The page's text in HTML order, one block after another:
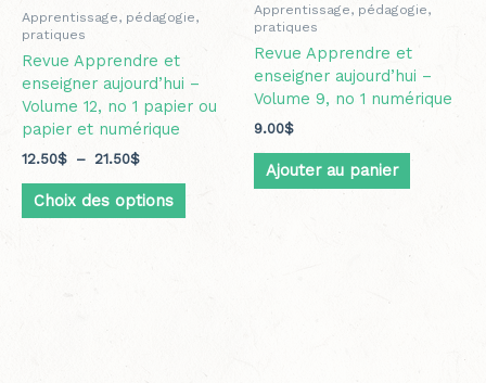
Apprentissage, pédagogie,
pratiques
Revue Apprendre et
enseigner aujourd’hui –
Volume 12, no 1 papier ou
papier et numérique
12.50$ – 21.50$
Choix des options
du
Apprentissage, pédagogie,
pratiques
Revue Apprendre et
enseigner aujourd’hui –
Volume 9, no 1 numérique
9.00$
Ajouter au panier